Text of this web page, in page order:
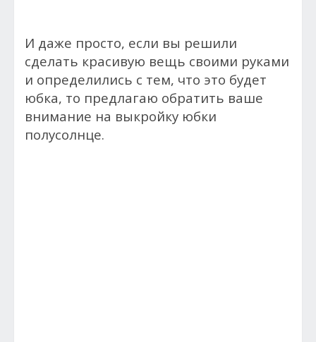
И даже просто, если вы решили
сделать красивую вещь своими руками
и определились с тем, что это будет
юбка, то предлагаю обратить ваше
внимание на выкройку юбки
полусолнце.